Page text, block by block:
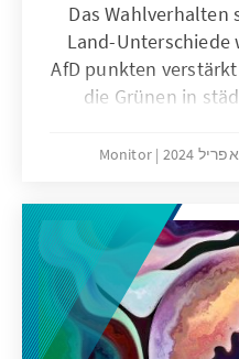
Das
Land-Unterschiede
AfD punkten
die Grünen in
erklären?
Land-Unterschiede
und leichte
nach
Monitor